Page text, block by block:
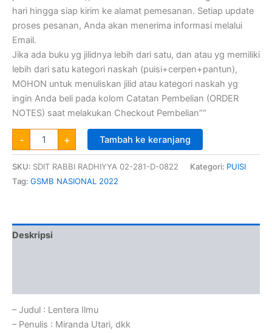
hari hingga siap kirim ke alamat pemesanan. Setiap update
proses pesanan, Anda akan menerima informasi melalui
Email.
Jika ada buku yg jilidnya lebih dari satu, dan atau yg memiliki
lebih dari satu kategori naskah (puisi+cerpen+pantun),
MOHON untuk menuliskan jilid atau kategori naskah yg
ingin Anda beli pada kolom Catatan Pembelian (ORDER
NOTES) saat melakukan Checkout Pembelian””
- + Tambah ke keranjang
SKU: SDIT RABBI RADHIYYA 02-281-D-0822 Kategori: PUISI
Tag: GSMB NASIONAL 2022
Deskripsi
– Judul : Lentera Ilmu
– Penulis : Miranda Utari, dkk